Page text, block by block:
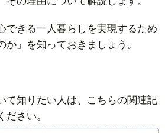
できる一人暮らしを実現するため
か」を知っておきましょう。
て知りたい人は、こちらの関連記
さい。